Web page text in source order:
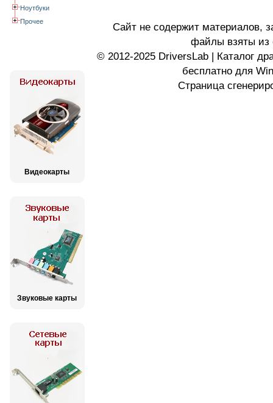
Ноутбуки
Прочее
Видеокарты
Звуковые карты
Сайт не содержит материалов,
файлы взяты из
© 2012-2025 DriversLab | Каталог
бесплатно для
Страница